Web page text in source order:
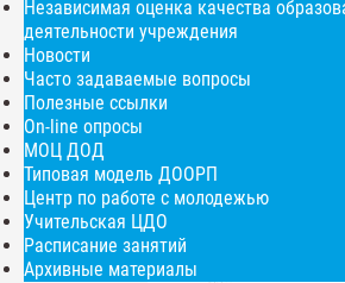
Независимая оценка качества
деятельности учреждения
Новости
Часто задаваемые вопросы
Полезные ссылки
On-line опросы
МОЦ ДОД
Типовая модель ДООРП
Центр по работе с молодежью
Учительская ЦДО
Расписание занятий
Архивные материалы